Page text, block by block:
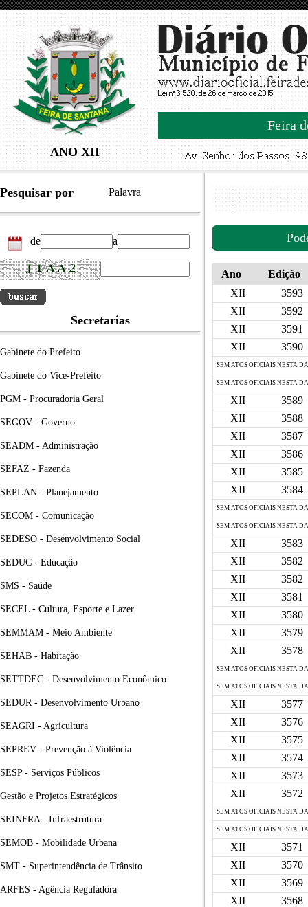
ANO XII
Feira
Pesquisar por Palavra
de a
Secretarias
Gabinete do Prefeito
Gabinete do Vice-Prefeito
PGM - Procuradoria Geral
SEGOV - Governo
SEADM - Administração
SEFAZ - Fazenda
SEPLAN - Planejamento
SECOM - Comunicação
SEDESO - Desenvolvimento Social
SEDUC - Educação
SMS - Saúde
SECEL - Cultura, Esporte e Lazer
SEMMAM - Meio Ambiente
SEHAB - Habitação
SETTDEC - Desenvolvimento Econômico
SEDUR - Desenvolvimento Urbano
SEAGRI - Agricultura
SEPREV - Prevenção à Violência
SESP - Serviços Públicos
Gestão e Projetos Estratégicos
SEINFRA - Infraestrutura
SEMOB - Mobilidade Urbana
SMT - Superintendência de Trânsito
ARFES - Agência Reguladora
Ano
Edição
XII
3593
XII
3592
XII
3591
XII
3590
SEM ATOS OFICIAIS NESTA
SEM ATOS OFICIAIS NESTA
XII
3589
XII
3588
XII
3587
XII
3586
XII
3585
XII
3584
SEM ATOS OFICIAIS NESTA
SEM ATOS OFICIAIS NESTA
XII
3583
XII
3582
XII
3582
XII
3581
XII
3580
XII
3579
XII
3578
SEM ATOS OFICIAIS NESTA
SEM ATOS OFICIAIS NESTA
XII
3577
XII
3576
XII
3575
XII
3574
XII
3573
XII
3572
SEM ATOS OFICIAIS NESTA
SEM ATOS OFICIAIS NESTA
XII
3571
XII
3570
XII
3569
XII
3568